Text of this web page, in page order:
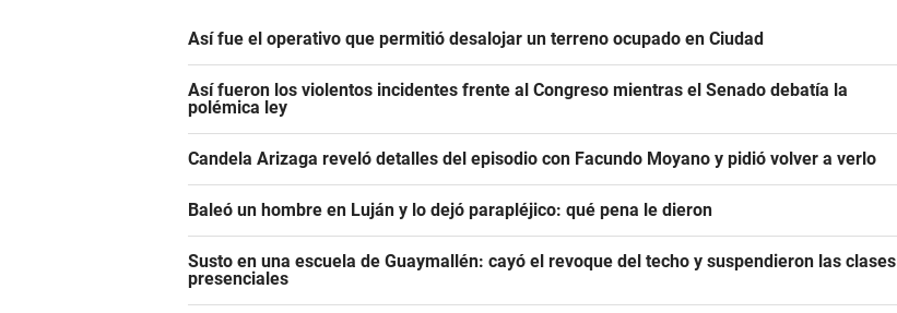
Así fue el operativo que permitió desalojar un terreno ocupado en Ciudad
Así fueron los violentos incidentes frente al Congreso mientras el Senado debatía la
polémica ley
Candela Arizaga reveló detalles del episodio con Facundo Moyano y pidió volver a verlo
Baleó un hombre en Luján y lo dejó parapléjico: qué pena le dieron
Susto en una escuela de Guaymallén: cayó el revoque del techo y suspendieron las clases
presenciales